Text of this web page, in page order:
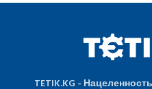
TETIK.KG -